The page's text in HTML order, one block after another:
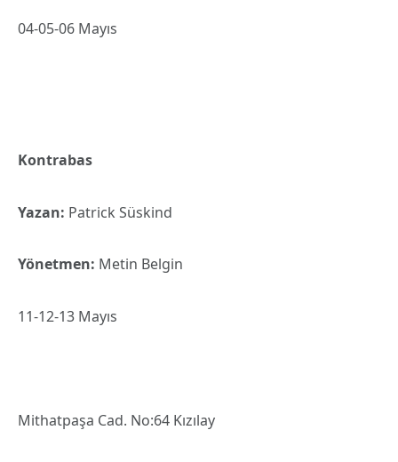
04-05-06 Mayıs
Kontrabas
Yazan: Patrick Süskind
Yönetmen: Metin Belgin
11-12-13 Mayıs
Mithatpaşa Cad. No:64 Kızılay